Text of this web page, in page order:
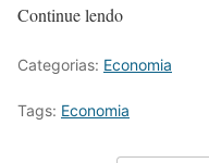
Continue lendo
Categorias: Economia
Tags: Economia